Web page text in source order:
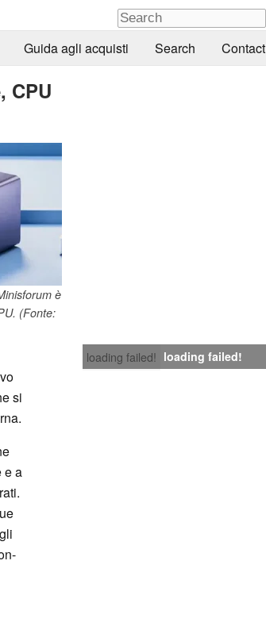
Guida agli acquisti Search Contact
CPU
è
(Fonte:
loading failed! loading failed!
si
e a